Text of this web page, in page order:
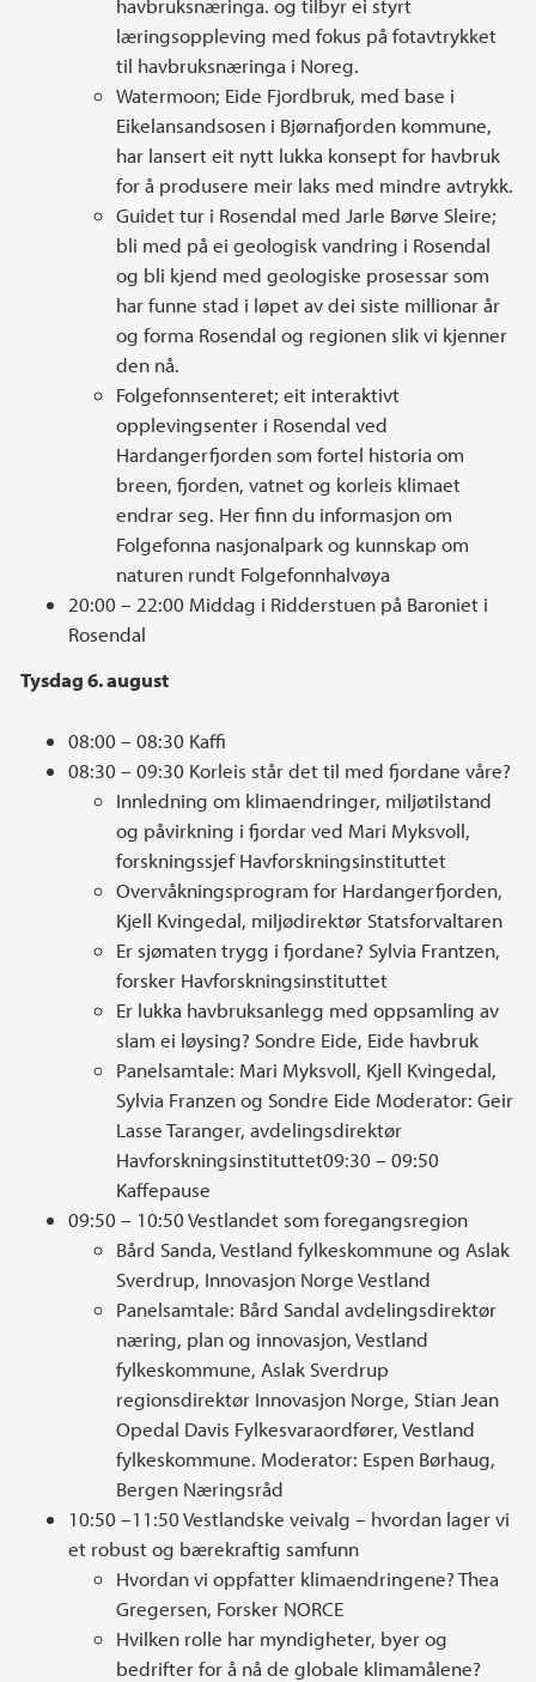
læringsoppleving med fokus på fotavtrykket
til havbruksnæringa i Noreg.
Watermoon; Eide Fjordbruk, med base i
Eikelansandsosen i Bjørnafjorden kommune,
har lansert eit nytt lukka konsept for havbruk
for å produsere meir laks med mindre avtrykk.
Guidet tur i Rosendal med Jarle Børve Sleire;
bli med på ei geologisk vandring i Rosendal
og bli kjend med geologiske prosessar som
har funne stad i løpet av dei siste millionar år
og forma Rosendal og regionen slik vi kjenner
den nå.
Folgefonnsenteret; eit interaktivt
opplevingsenter i Rosendal ved
Hardangerfjorden som fortel historia om
breen, fjorden, vatnet og korleis klimaet
endrar seg. Her finn du informasjon om
Folgefonna nasjonalpark og kunnskap om
naturen rundt Folgefonnhalvøya
20:00 – 22:00 Middag i Ridderstuen på Baroniet i
Rosendal
Tysdag 6. august
08:00 – 08:30 Kaffi
08:30 – 09:30 Korleis står det til med fjordane våre?
Innledning om klimaendringer, miljøtilstand
og påvirkning i fjordar ved Mari Myksvoll,
forskningssjef Havforskningsinstituttet
Overvåkningsprogram for Hardangerfjorden,
Kjell Kvingedal, miljødirektør Statsforvaltaren
Er sjømaten trygg i fjordane? Sylvia Frantzen,
forsker Havforskningsinstituttet
Er lukka havbruksanlegg med oppsamling av
slam ei løysing? Sondre Eide, Eide havbruk
Panelsamtale: Mari Myksvoll, Kjell Kvingedal,
Sylvia Franzen og Sondre Eide Moderator: Geir
Lasse Taranger, avdelingsdirektør
Havforskningsinstituttet09:30 – 09:50
Kaffepause
09:50 – 10:50 Vestlandet som foregangsregion
Bård Sanda, Vestland fylkeskommune og Aslak
Sverdrup, Innovasjon Norge Vestland
Panelsamtale: Bård Sandal avdelingsdirektør
næring, plan og innovasjon, Vestland
fylkeskommune, Aslak Sverdrup
regionsdirektør Innovasjon Norge, Stian Jean
Opedal Davis Fylkesvaraordfører, Vestland
fylkeskommune. Moderator: Espen Børhaug,
Bergen Næringsråd
10:50 –11:50 Vestlandske veivalg – hvordan lager vi
et robust og bærekraftig samfunn
Hvordan vi oppfatter klimaendringene? Thea
Gregersen, Forsker NORCE
Hvilken rolle har myndigheter, byer og
bedrifter for å nå de globale klimamålene?